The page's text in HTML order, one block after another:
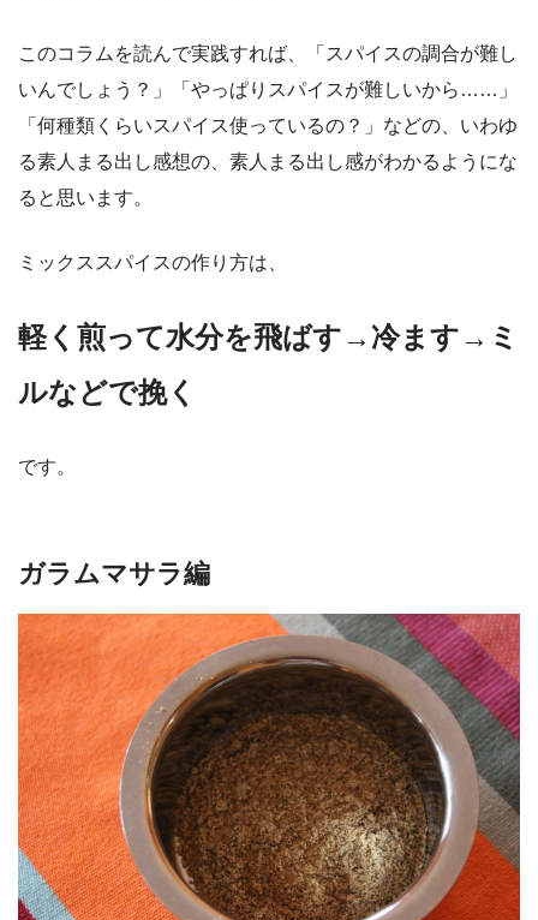
このコラムを読んで実践すれば、「スパイスの調合が難し
いんでしょう？」「やっぱりスパイスが難しいから……」
「何種類くらいスパイス使っているの？」などの、いわゆ
る素人まる出し感想の、素人まる出し感がわかるようにな
ると思います。
ミックススパイスの作り方は、
軽く煎って水分を飛ばす→冷ます→ミ
ルなどで挽く
です。
ガラムマサラ編